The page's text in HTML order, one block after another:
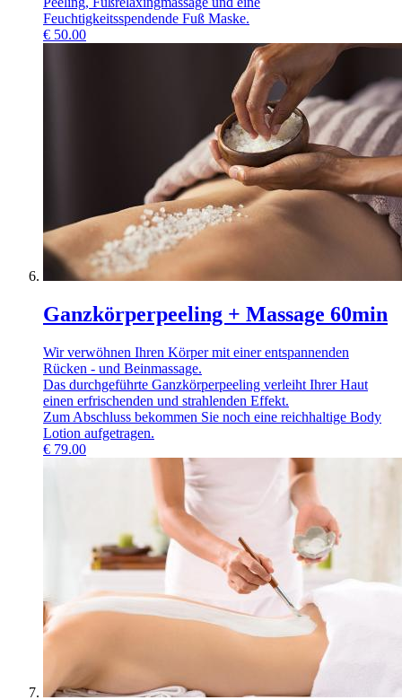
Feuchtigkeitsspendende Fuß Maske.
€ 50.00
Ganzkörperpeeling + Massage 60min
Wir verwöhnen Ihren Körper mit einer entspannenden
Rücken - und Beinmassage.
Das durchgeführte Ganzkörperpeeling verleiht Ihrer Haut
einen erfrischenden und strahlenden Effekt.
Zum Abschluss bekommen Sie noch eine reichhaltige Body
Lotion aufgetragen.
€ 79.00